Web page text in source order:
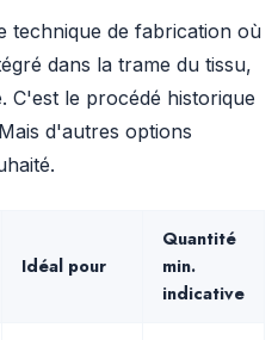
technique de fabrication où
dans la trame du tissu,
C'est le procédé historique
d'autres options
Idéal pour
Quantité
min.
indicative